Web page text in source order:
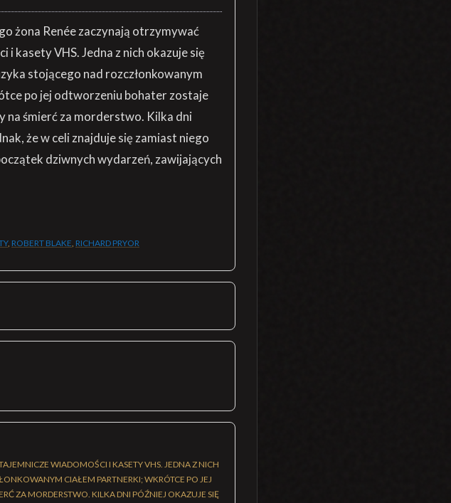
żona Renée zaczynają otrzymywać
i kasety VHS. Jedna z nich okazuje się
stojącego nad rozczłonkowanym
po jej odtworzeniu bohater zostaje
na śmierć za morderstwo. Kilka dni
że w celi znajduje się zamiast niego
dziwnych wydarzeń, zawijających
, ROBERT BLAKE, RICHARD PRYOR
WIADOMOŚCI I KASETY VHS. JEDNA Z NICH
CIAŁEM PARTNERKI; WKRÓTCE PO JEJ
ZA MORDERSTWO. KILKA DNI PÓŹNIEJ OKAZUJE SIĘ